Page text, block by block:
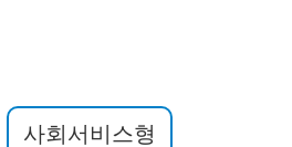
사회서비스형